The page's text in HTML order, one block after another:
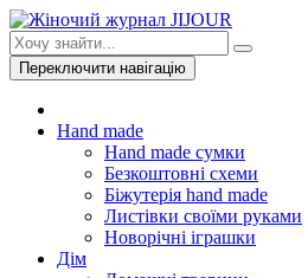
Переключити навігацію
Hand made
Hand made сумки
Безкоштовні схеми
Біжутерія hand made
Листівки своїми руками
Новорічні іграшки
Дім